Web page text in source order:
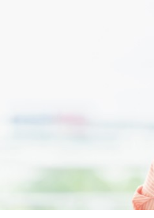
遠山：この楽曲はどこか
ほのか：「これ描いて死
した作品なんですけど、
から1にするときに、心
く。そして、風が吹いて
そういったものを絶やさ
みたいな気持ちと、私が
の……“色”かな？ その色
で、今回はアニメのエン
もらったんですけど、結
――患者からの暴言や暴
過酷な現場で奮闘する看
ことを申し上げるようだ
的なアドバイスを提示しま
江原：私はね、ちょっと
ど、「体力」だと思いま
く寝る。で、やっぱり看
とかね。いろいろとシフ
ンを持っていくのがとっ
これ、ばかにならなくて